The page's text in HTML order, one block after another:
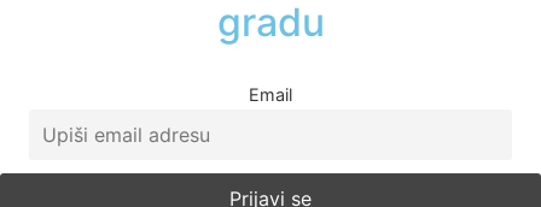
Kako prepoznati simptome